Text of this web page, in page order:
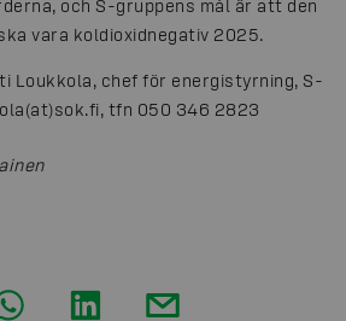
och S-gruppens mål är att den
vara koldioxidnegativ 2025.
Loukkola, chef för energistyrning, S-
tfn 050 346 2823